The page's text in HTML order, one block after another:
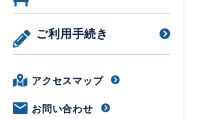
ご利用手続き
アクセスマップ
お問い合わせ